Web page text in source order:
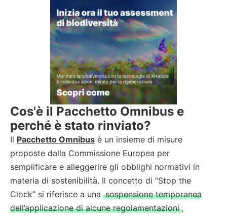
Cos'è il Pacchetto Omnibus e
perché è stato rinviato?
Il Pacchetto Omnibus è un insieme di misure
proposte dalla Commissione Europea per
semplificare e alleggerire gli obblighi normativi in
materia di sostenibilità. Il concetto di “Stop the
Clock” si riferisce a una sospensione temporanea
dell’applicazione di alcune regolamentazioni ,